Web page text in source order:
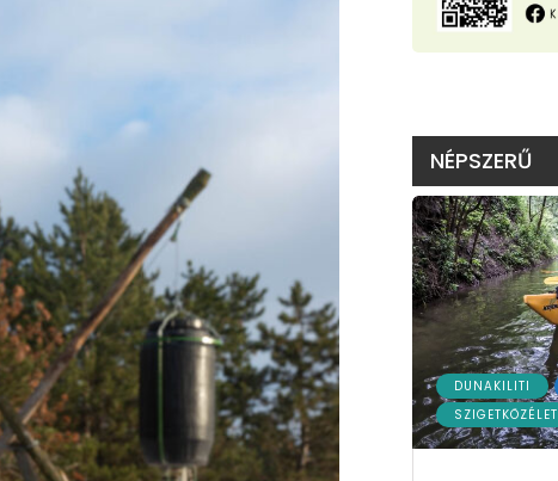
NÉPSZERŰ
DUNAKILITI
SZIGETKÖZÉLET